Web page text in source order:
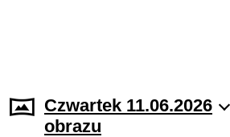
Czwartek 11.06.2026
obrazu